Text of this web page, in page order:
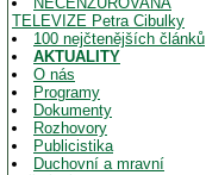
TELEVIZE Petra Cibulky
100 nejčtenějších článků
AKTUALITY
O nás
Programy
Dokumenty
Rozhovory
Publicistika
Duchovní a mravní